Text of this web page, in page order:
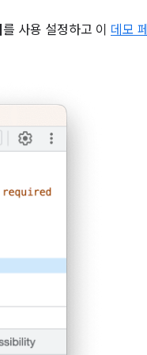
를 사용 설정하고 이 데모 페